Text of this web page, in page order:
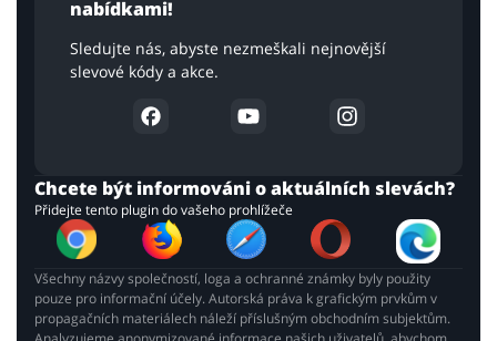
nabídkami!
Sledujte nás, abyste nezmeškali nejnovější
slevové kódy a akce.
Chcete být informováni o aktuálních slevách?
Přidejte tento plugin do vašeho prohlížeče
Všechny názvy společností, loga a ochranné známky byly použity
pouze pro informační účely. Autorská práva k grafickým prvkům v
propagačních materiálech náleží příslušným obchodním subjektům.